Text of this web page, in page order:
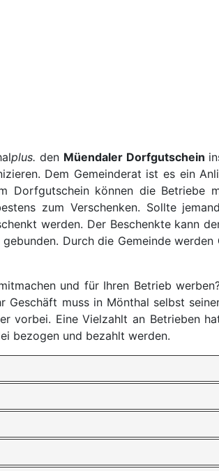
plus. den Müendaler Dorfgutschein
Dem Gemeinderat ist es ein
Dorfgutschein können die Betriebe
zum Verschenken. Sollte
werden. Der Beschenkte kann
Durch die Gemeinde werden
und für Ihren Betrieb
Geschäft muss in Mönthal selbst
vorbei. Eine Vielzahlt an Betrieben
bezogen und bezahlt werden.